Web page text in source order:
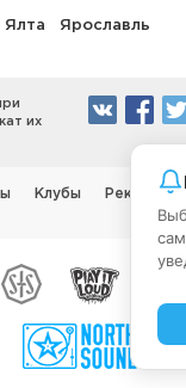
Ялта Ярославль
их
Клубы
Реклама